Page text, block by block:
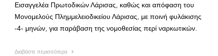
Εισαγγελέα Πρωτοδικών Λάρισας, καθώς και απόφαση του
Μονομελούς Πλημμελειοδικείου Λάρισας, με ποινή φυλάκισης
-4- μηνών, για παράβαση της νομοθεσίας περί ναρκωτικών.
Διαβάστε περισσότερα